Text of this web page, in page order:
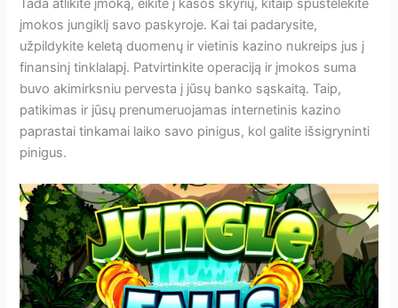
Tada atlikite įmoką, eikite į kasos skyrių, kitaip spustelėkite
įmokos jungiklį savo paskyroje. Kai tai padarysite,
užpildykite keletą duomenų ir vietinis kazino nukreips jus į
finansinį tinklalapį. Patvirtinkite operaciją ir įmokos suma
buvo akimirksniu pervesta į jūsų banko sąskaitą. Taip,
patikimas ir jūsų prenumeruojamas internetinis kazino
paprastai tinkamai laiko savo pinigus, kol galite išsigryninti
pinigus.